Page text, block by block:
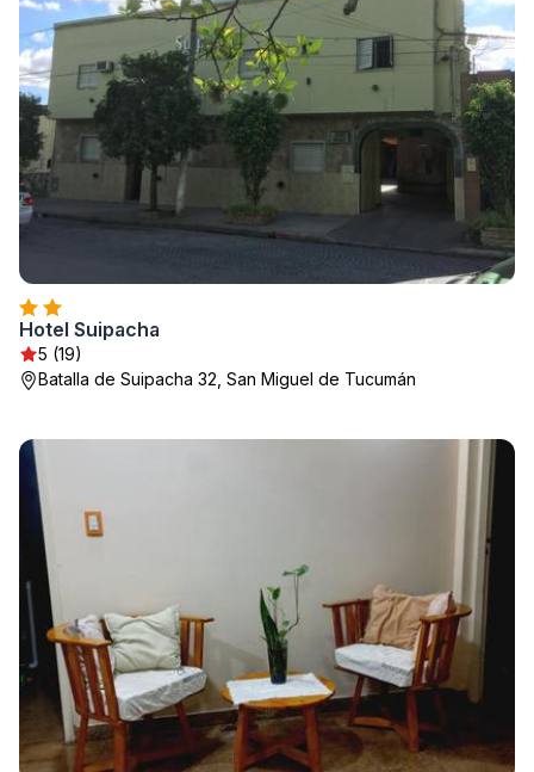
Hotel Suipacha
5 (19)
Batalla de Suipacha 32, San Miguel de Tucumán